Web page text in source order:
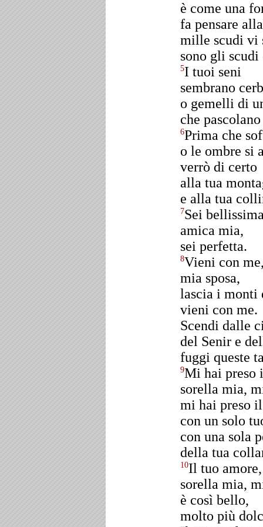
è come una
fa pensare
mille scudi vi
sono gli
5I tuoi seni
sembrano
o gemelli di
che
6Prima che
o le ombre si
verrò di certo
alla tua
e alla tua
7Sei
amica mia,
sei perfetta.
8Vieni con
mia sposa,
lascia i monti
vieni con me.
Scendi dalle
del Senir e
fuggi queste
9Mi hai preso
sorella mia,
mi hai preso
con un solo
con una sola
della tua
10Il tuo amore,
sorella mia,
è così bello,
molto più